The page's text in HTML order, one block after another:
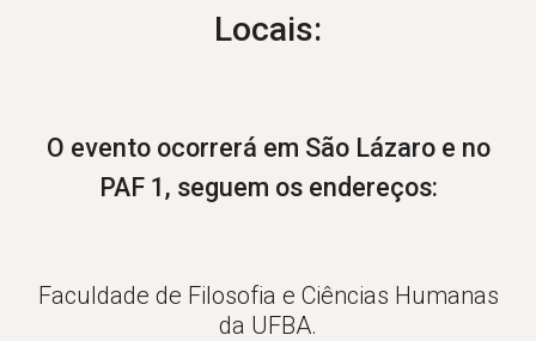
Locais:
O evento ocorrerá em São Lázaro e no
PAF 1, seguem os endereços:
Faculdade de Filosofia e Ciências Humanas
da UFBA.